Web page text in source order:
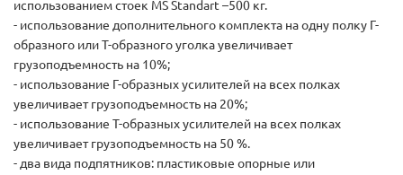
использованием стоек MS Standart –500 кг.
- использование дополнительного комплекта на одну полку Г-
образного или Т-образного уголка увеличивает
грузоподъемность на 10%;
- использование Г-образных усилителей на всех полках
увеличивает грузоподъемность на 20%;
- использование Т-образных усилителей на всех полках
увеличивает грузоподъемность на 50 %.
- два вида подпятников: пластиковые опорные или